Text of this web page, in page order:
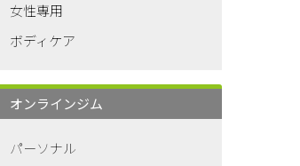
女性専用
ボディケア
オンラインジム
パーソナル